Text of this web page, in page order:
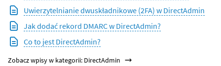
Uwierzytelnianie dwuskładnikowe (2FA) w DirectAdmin
Jak dodać rekord DMARC w DirectAdmin?
Co to jest DirectAdmin?
Zobacz wpisy w kategorii: DirectAdmin